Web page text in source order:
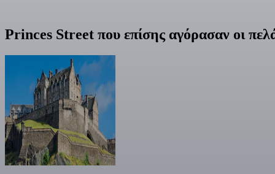
Princes Street που επίσης αγόρασαν οι